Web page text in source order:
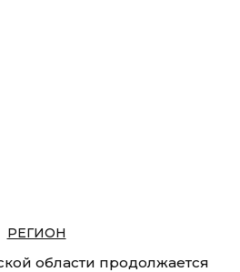
РЕГИОН
области продолжается